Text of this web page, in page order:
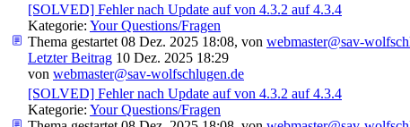
[SOLVED] Fehler nach Update auf von 4.3.2 auf 4.3.4
Kategorie: Your Questions/Fragen
Thema gestartet 08 Dez. 2025 18:08, von webmaster@sav-
Letzter Beitrag 10 Dez. 2025 18:29
von webmaster@sav-wolfschlugen.de
[SOLVED] Fehler nach Update auf von 4.3.2 auf 4.3.4
Kategorie: Your Questions/Fragen